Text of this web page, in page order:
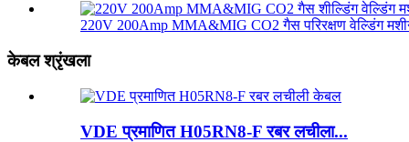
220V 200Amp MMA&MIG CO2 गैस परिरक्षण वेल्डिंग
केबल श्रृंखला
VDE प्रमाणित H05RN8-F रबर लचीला...